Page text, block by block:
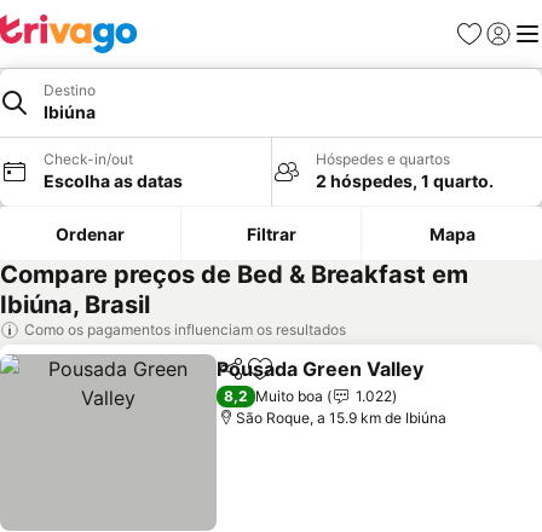
Favoritos
Iniciar
Destino
Ibiúna
Check-in/out
Escolha as datas
Hóspedes e quartos
2 hóspedes, 1 quarto.
Ordenar Filtrar Mapa
Compare preços de Bed & Breakfast em
Ibiúna, Brasil
Como os pagamentos influenciam os resultados
PartilharAdicionar aos favoritos
Pousada Green Valley
8,2 Muito boa
1.022
São Roque, a 15.9 km de Ibiúna